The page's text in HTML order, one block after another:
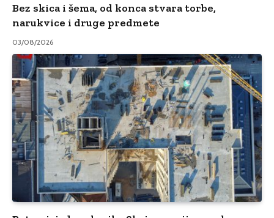
Bez skica i šema, od konca stvara torbe,
narukvice i druge predmete
03/08/2026